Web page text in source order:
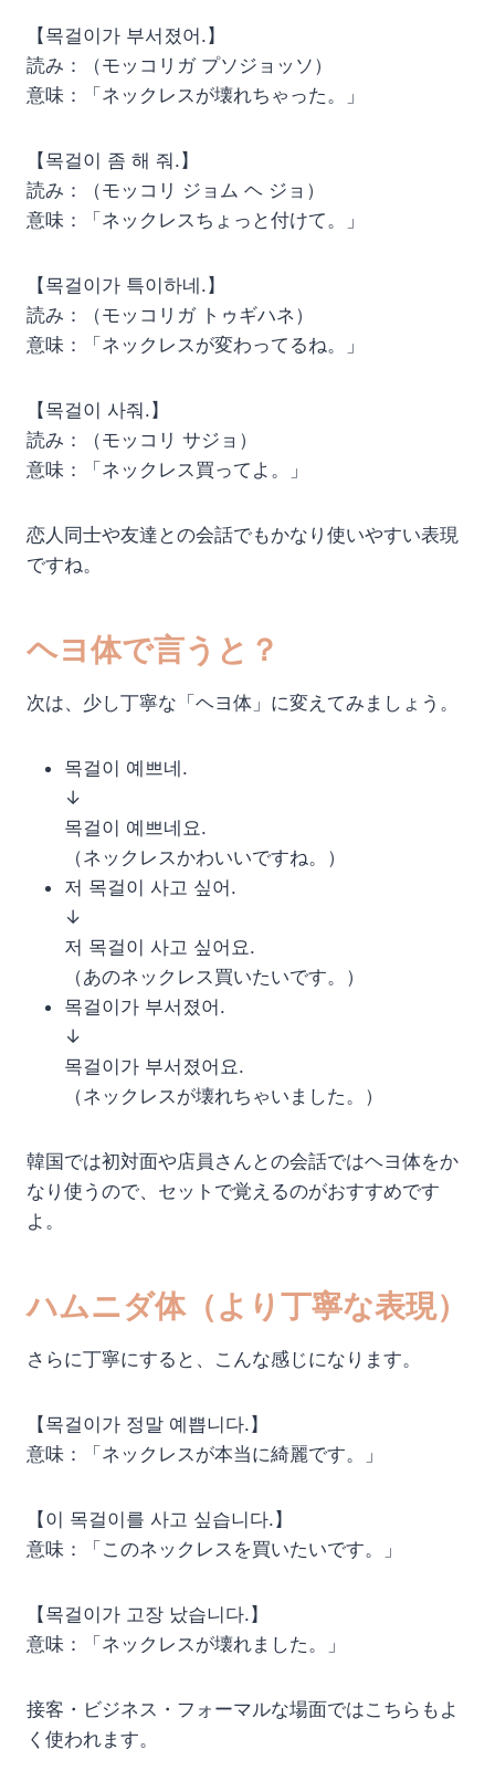
【목걸이가 부서졌어.】
読み：（モッコリガ プソジョッソ）
意味：「ネックレスが壊れちゃった。」
【목걸이 좀 해 줘.】
読み：（モッコリ ジョム ヘ ジョ）
意味：「ネックレスちょっと付けて。」
【목걸이가 특이하네.】
読み：（モッコリガ トゥギハネ）
意味：「ネックレスが変わってるね。」
【목걸이 사줘.】
読み：（モッコリ サジョ）
意味：「ネックレス買ってよ。」
恋人同士や友達との会話でもかなり使いやすい表現
ですね。
ヘヨ体で言うと？
次は、少し丁寧な「ヘヨ体」に変えてみましょう。
목걸이 예쁘네.
↓
목걸이 예쁘네요.
（ネックレスかわいいですね。）
저 목걸이 사고 싶어.
↓
저 목걸이 사고 싶어요.
（あのネックレス買いたいです。）
목걸이가 부서졌어.
↓
목걸이가 부서졌어요.
（ネックレスが壊れちゃいました。）
韓国では初対面や店員さんとの会話ではヘヨ体をか
なり使うので、セットで覚えるのがおすすめです
よ。
ハムニダ体（より丁寧な表現）
さらに丁寧にすると、こんな感じになります。
【목걸이가 정말 예쁩니다.】
意味：「ネックレスが本当に綺麗です。」
【이 목걸이를 사고 싶습니다.】
意味：「このネックレスを買いたいです。」
【목걸이가 고장 났습니다.】
意味：「ネックレスが壊れました。」
接客・ビジネス・フォーマルな場面ではこちらもよ
く使われます。